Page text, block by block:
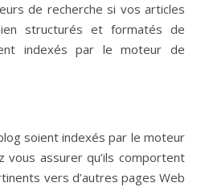
de recherche si vos articles
structurés et formatés de
indexés par le moteur de
soient indexés par le moteur
vous assurer qu’ils comportent
vers d’autres pages Web